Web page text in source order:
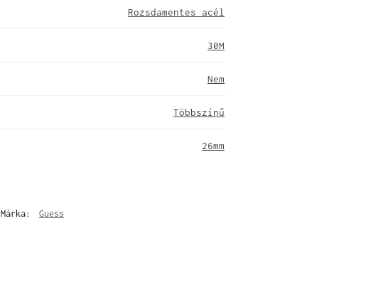
Rozsdamentes acél
30M
Nem
Többszínű
26mm
Márka: Guess